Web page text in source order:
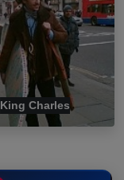
King Charles